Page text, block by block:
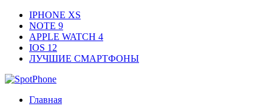
IPHONE XS
NOTE 9
APPLE WATCH 4
IOS 12
ЛУЧШИЕ СМАРТФОНЫ
Главная